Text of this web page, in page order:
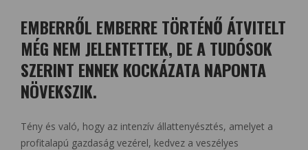
EMBERRŐL EMBERRE TÖRTÉNŐ ÁTVITELT
MÉG NEM JELENTETTEK, DE A TUDÓSOK
SZERINT ENNEK KOCKÁZATA NAPONTA
NÖVEKSZIK.
Tény és való, hogy az intenzív állattenyésztés, amelyet a
profitalapú gazdaság vezérel, kedvez a veszélyes